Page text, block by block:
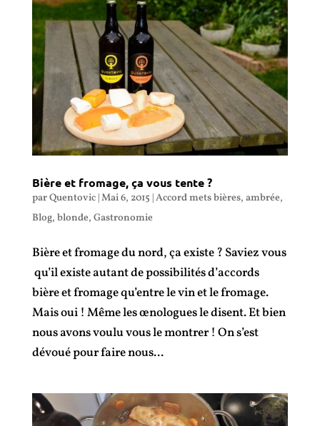
Bière et fromage, ça vous tente ?
parQuentovic|Mai 6, 2015 |Accord mets bières, ambrée,
Blog, blonde, Gastronomie
Bière et fromage du nord, ça existe ? Saviez vous
qu’il existe autant de possibilités d’accords
bière et fromage qu’entre le vin et le fromage.
Mais oui ! Même les œnologues le disent. Et bien
nous avons voulu vous le montrer ! On s’est
dévoué pour faire nous...